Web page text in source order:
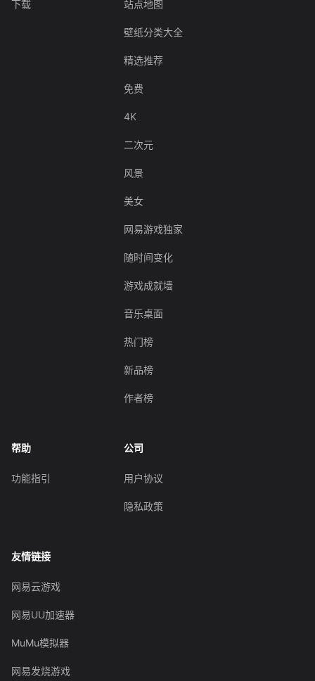
下载 站点地图
壁纸分类大全
精选推荐
免费
4K
二次元
风景
美女
网易游戏独家
随时间变化
游戏成就墙
音乐桌面
热门榜
新品榜
作者榜
帮助
功能指引
公司
用户协议
隐私政策
友情链接
网易云游戏
网易UU加速器
MuMu模拟器
网易发烧游戏